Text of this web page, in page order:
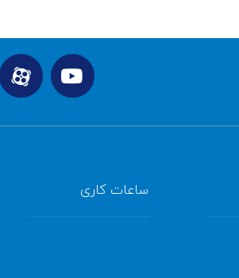
ساعات کاری